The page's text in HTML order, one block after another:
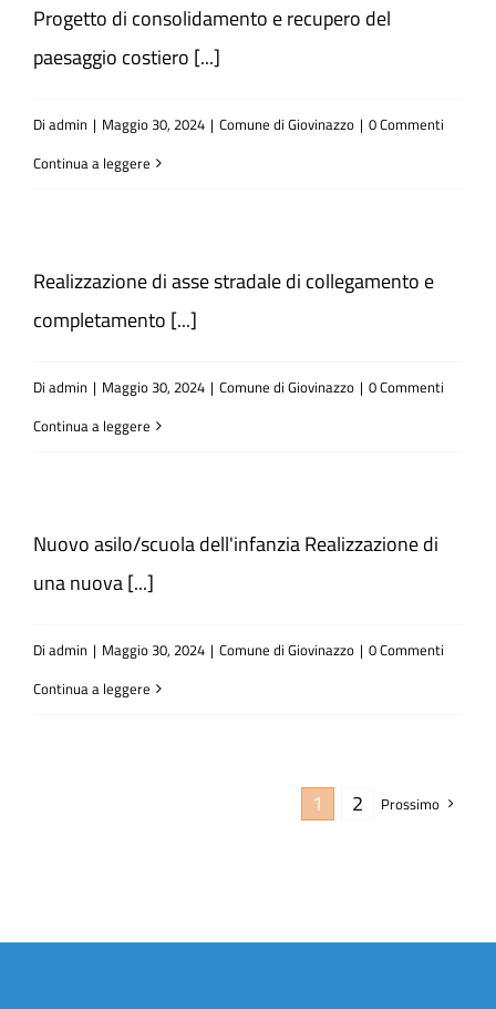
Progetto di consolidamento e recupero del
paesaggio costiero [...]
Di admin | Maggio 30, 2024 | Comune di Giovinazzo | 0 Commenti
Continua a leggere
Realizzazione di asse stradale di collegamento e
completamento [...]
Di admin | Maggio 30, 2024 | Comune di Giovinazzo | 0 Commenti
Continua a leggere
Nuovo asilo/scuola dell'infanzia Realizzazione di
una nuova [...]
Di admin | Maggio 30, 2024 | Comune di Giovinazzo | 0 Commenti
Continua a leggere
1 2 Prossimo